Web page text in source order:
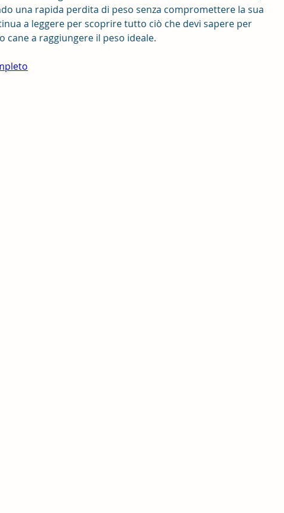
una rapida perdita di peso senza compromettere la sua
a leggere per scoprire tutto ciò che devi sapere per
cane a raggiungere il peso ideale.